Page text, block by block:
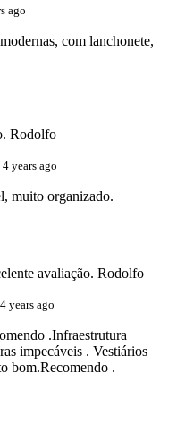
ago
com lanchonete,
Rodolfo
4 years ago
muito organizado.
avaliação. Rodolfo
4 years ago
.Infraestrutura
impecáveis . Vestiários
bom.Recomendo .